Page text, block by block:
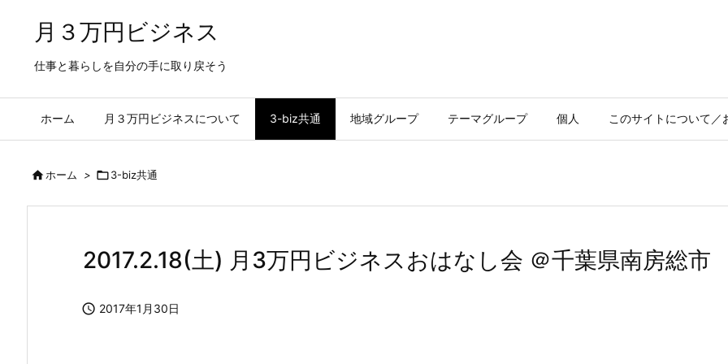
月３万円ビジネス
仕事と暮らしを自分の手に取り戻そう
ホーム 月３万円ビジネスについて 3-biz共通 地域グループ テーマグループ 個人 このサイトについて／
ホーム > 3-biz共通
2017.2.18(土) 月3万円ビジネスおはなし会 ＠千葉県南房総市
 2017年1月30日